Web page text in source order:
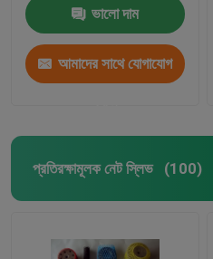
ভালো দাম
আমাদের সাথে যোগাযোগ
প্রতিরক্ষামূলক নেট স্লিভ (100)